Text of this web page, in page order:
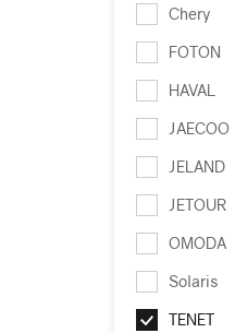
Chery
FOTON
HAVAL
JAECOO
JELAND
JETOUR
OMODA
Solaris
TENET